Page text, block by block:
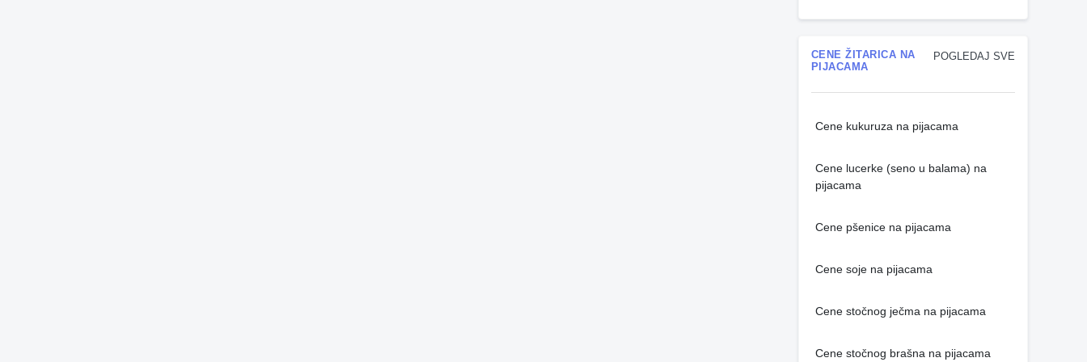
POGLEDAJ SVE
CENE ŽITARICA NA
PIJACAMA
Cene kukuruza na pijacama
Cene lucerke (seno u balama) na
pijacama
Cene pšenice na pijacama
Cene soje na pijacama
Cene stočnog ječma na pijacama
Cene stočnog brašna na pijacama